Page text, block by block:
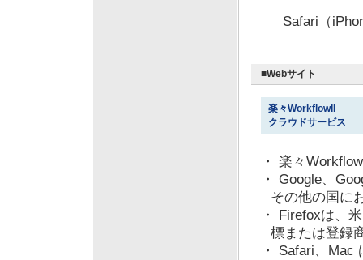
Safari（
■Webサイト
楽々WorkflowII
クラウドサービス
・ 楽々
・ Google、
その他の国に
・ Firefoxは、
標または登録
・ Safari、